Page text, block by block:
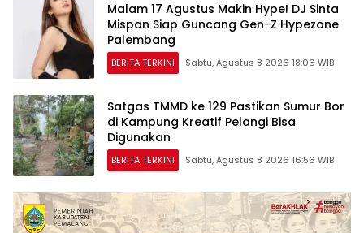
Malam 17 Agustus Makin Hype! DJ Sinta
Mispan Siap Guncang Gen-Z Hypezone
Palembang
BERITA TERKINI Sabtu, Agustus 8 2026 18:06 WIB
Satgas TMMD ke 129 Pastikan Sumur Bor
di Kampung Kreatif Pelangi Bisa
Digunakan
BERITA TERKINI Sabtu, Agustus 8 2026 16:56 WIB